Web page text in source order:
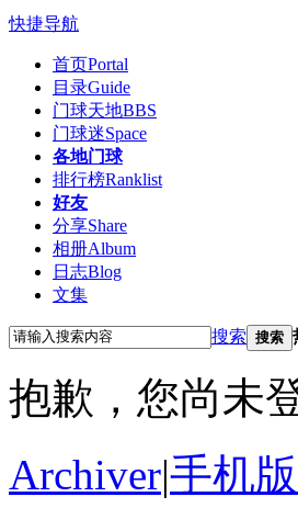
快捷导航
首页Portal
目录Guide
门球天地BBS
门球迷Space
各地门球
排行榜Ranklist
好友
分享Share
相册Album
日志Blog
文集
搜索 搜索
抱歉，您尚未
Archiver|手机版